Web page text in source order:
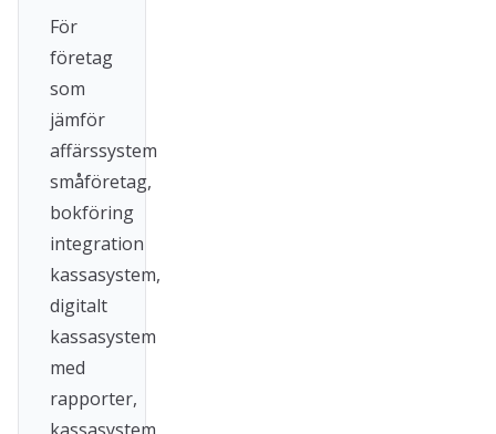
För
företag
som
jämför
affärssystem
småföretag,
bokföring
integration
kassasystem,
digitalt
kassasystem
med
rapporter,